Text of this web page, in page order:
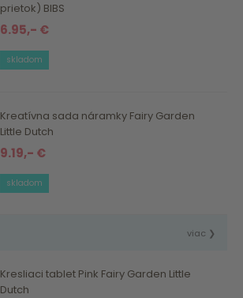
prietok) BIBS
6.95,- €
skladom
Kreatívna sada náramky Fairy Garden
Little Dutch
9.19,- €
skladom
viac ❯
Kresliaci tablet Pink Fairy Garden Little
Dutch